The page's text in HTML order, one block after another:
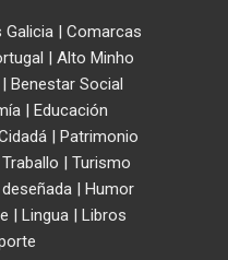
Galicia| Comarcas
| Alto Minho
Benestar Social
| Educación
| Patrimonio
Traballo | Turismo
| Humor
| Lingua| Libros